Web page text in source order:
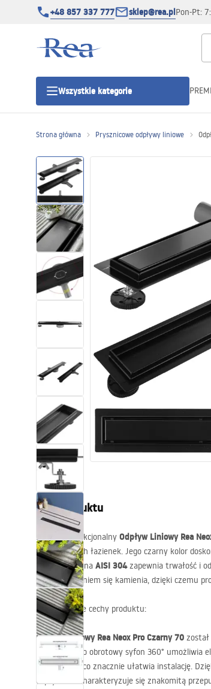
+48 857 337 777 sklep@rea.plPon-Pt:
Wszystkie kategorie
Kategorie produktowe
Kabiny prysznicowe
Drzwi prysznicowe
Brodziki prysznicowe
Odpływy liniowe
Toalety, ubikacje
Wanny i parawany
Baterie
Akcesoria i meble łazienkowe
Strona główna Prysznicowe odpływy liniowe
Opis produktu
Stylowy i funkcjonalny Odpływ Liniowy Rea
nowoczesnych łazienek. Jego czarny kolor
stal nierdzewna AISI 304zapewnia trwałość i
przed osadzaniem się kamienia, dzięki czemu
Najważniejsze cechy produktu:
Odpływ Liniowy Rea Neox Pro Czarny 70
elegancji. Jego obrotowy syfon 360°
łazienkowej, co znacznie ułatwia instalację.
odpływ ten charakteryzuje się znakomitą